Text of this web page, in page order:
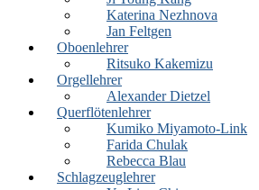
Katerina Nezhnova
Jan Feltgen
Oboenlehrer
Ritsuko Kakemizu
Orgellehrer
Alexander Dietzel
Querflötenlehrer
Kumiko Miyamoto-Link
Farida Chulak
Rebecca Blau
Schlagzeuglehrer